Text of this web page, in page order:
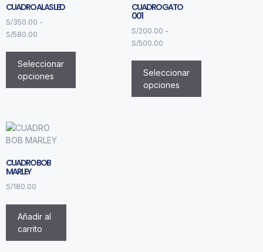
CUADRO ALAS LED
S/350.00 -
S/580.00
Seleccionar
opciones
CUADRO GATO
001
S/200.00 -
S/500.00
Seleccionar
opciones
CUADRO BOB
MARLEY
S/180.00
Añadir al
carrito